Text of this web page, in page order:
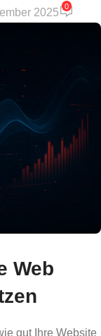
2025
0
Web
gut Ihre Website